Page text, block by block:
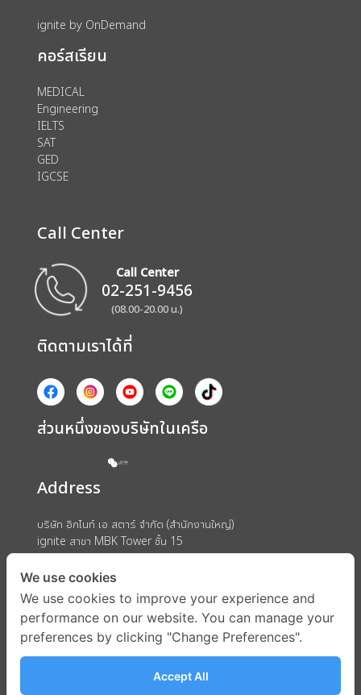
ignite by OnDemand
คอร์สเรียน
MEDICAL
Engineering
IELTS
SAT
GED
IGCSE
Call Center
Call Center
02-251-9456
(08.00-20.00 น.)
ติดตามเราได้ที่
ส่วนหนึ่งของบริษัทในเครือ
Address
บริษัท อิกไนท์ เอ สตาร์ จำกัด (สำนักงานใหญ่)
ignite สาขา MBK Tower ชั้น 15
ถนนพญาไท แขวงวังใหม่ เขตปทุมวัน กรุงเทพมหานคร 10330
We use cookies
We use cookies to improve your experience and
performance on our website. You can manage your
preferences by clicking "Change Preferences".
Accept All